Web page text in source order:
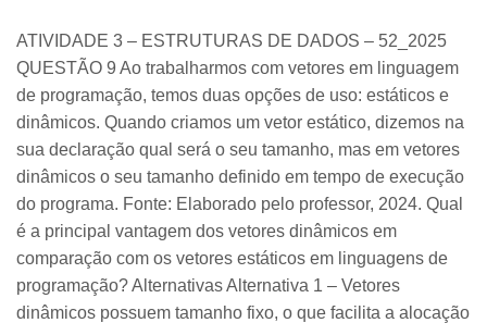
ATIVIDADE 3 – ESTRUTURAS DE DADOS – 52_2025
QUESTÃO 9 Ao trabalharmos com vetores em linguagem
de programação, temos duas opções de uso: estáticos e
dinâmicos. Quando criamos um vetor estático, dizemos na
sua declaração qual será o seu tamanho, mas em vetores
dinâmicos o seu tamanho definido em tempo de execução
do programa. Fonte: Elaborado pelo professor, 2024. Qual
é a principal vantagem dos vetores dinâmicos em
comparação com os vetores estáticos em linguagens de
programação? Alternativas Alternativa 1 – Vetores
dinâmicos possuem tamanho fixo, o que facilita a alocação